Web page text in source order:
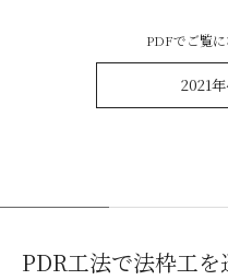
PDFでご覧
2021
PDR工法で法枠工